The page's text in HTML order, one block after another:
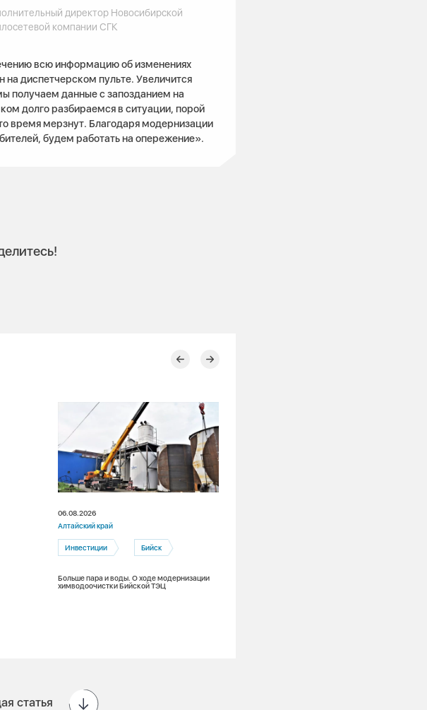
директор Новосибирской
компании СГК
всю информацию об изменениях
диспетчерском пульте. Увеличится
получаем данные с запозданием на
долго разбираемся в ситуации, порой
время мерзнут. Благодаря модернизации
будем работать на опережение».
06.08.2026
Алтайский край
Инвестиции Бийск
Больше пара и воды. О ходе модернизации
химводоочистки Бийской ТЭЦ
статья